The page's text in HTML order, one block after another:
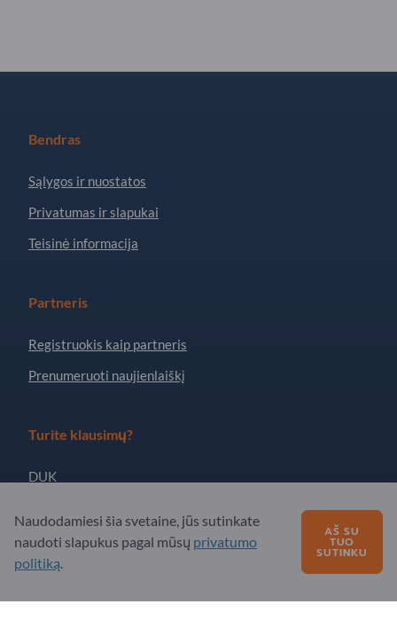
Bendras
Sąlygos ir nuostatos
Privatumas ir slapukai
Teisinė informacija
Partneris
Registruokis kaip partneris
Prenumeruoti naujienlaiškį
Turite klausimų?
DUK
Apie mus
Žinutė „Exportpages“
Naudodamiesi šia svetaine, jūs sutinkate
naudoti slapukus pagal mūsų privatumo
politiką.
AŠ SU
TUO
SUTINKU